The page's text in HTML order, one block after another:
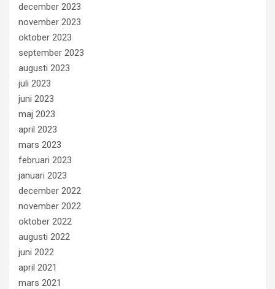
december 2023
november 2023
oktober 2023
september 2023
augusti 2023
juli 2023
juni 2023
maj 2023
april 2023
mars 2023
februari 2023
januari 2023
december 2022
november 2022
oktober 2022
augusti 2022
juni 2022
april 2021
mars 2021